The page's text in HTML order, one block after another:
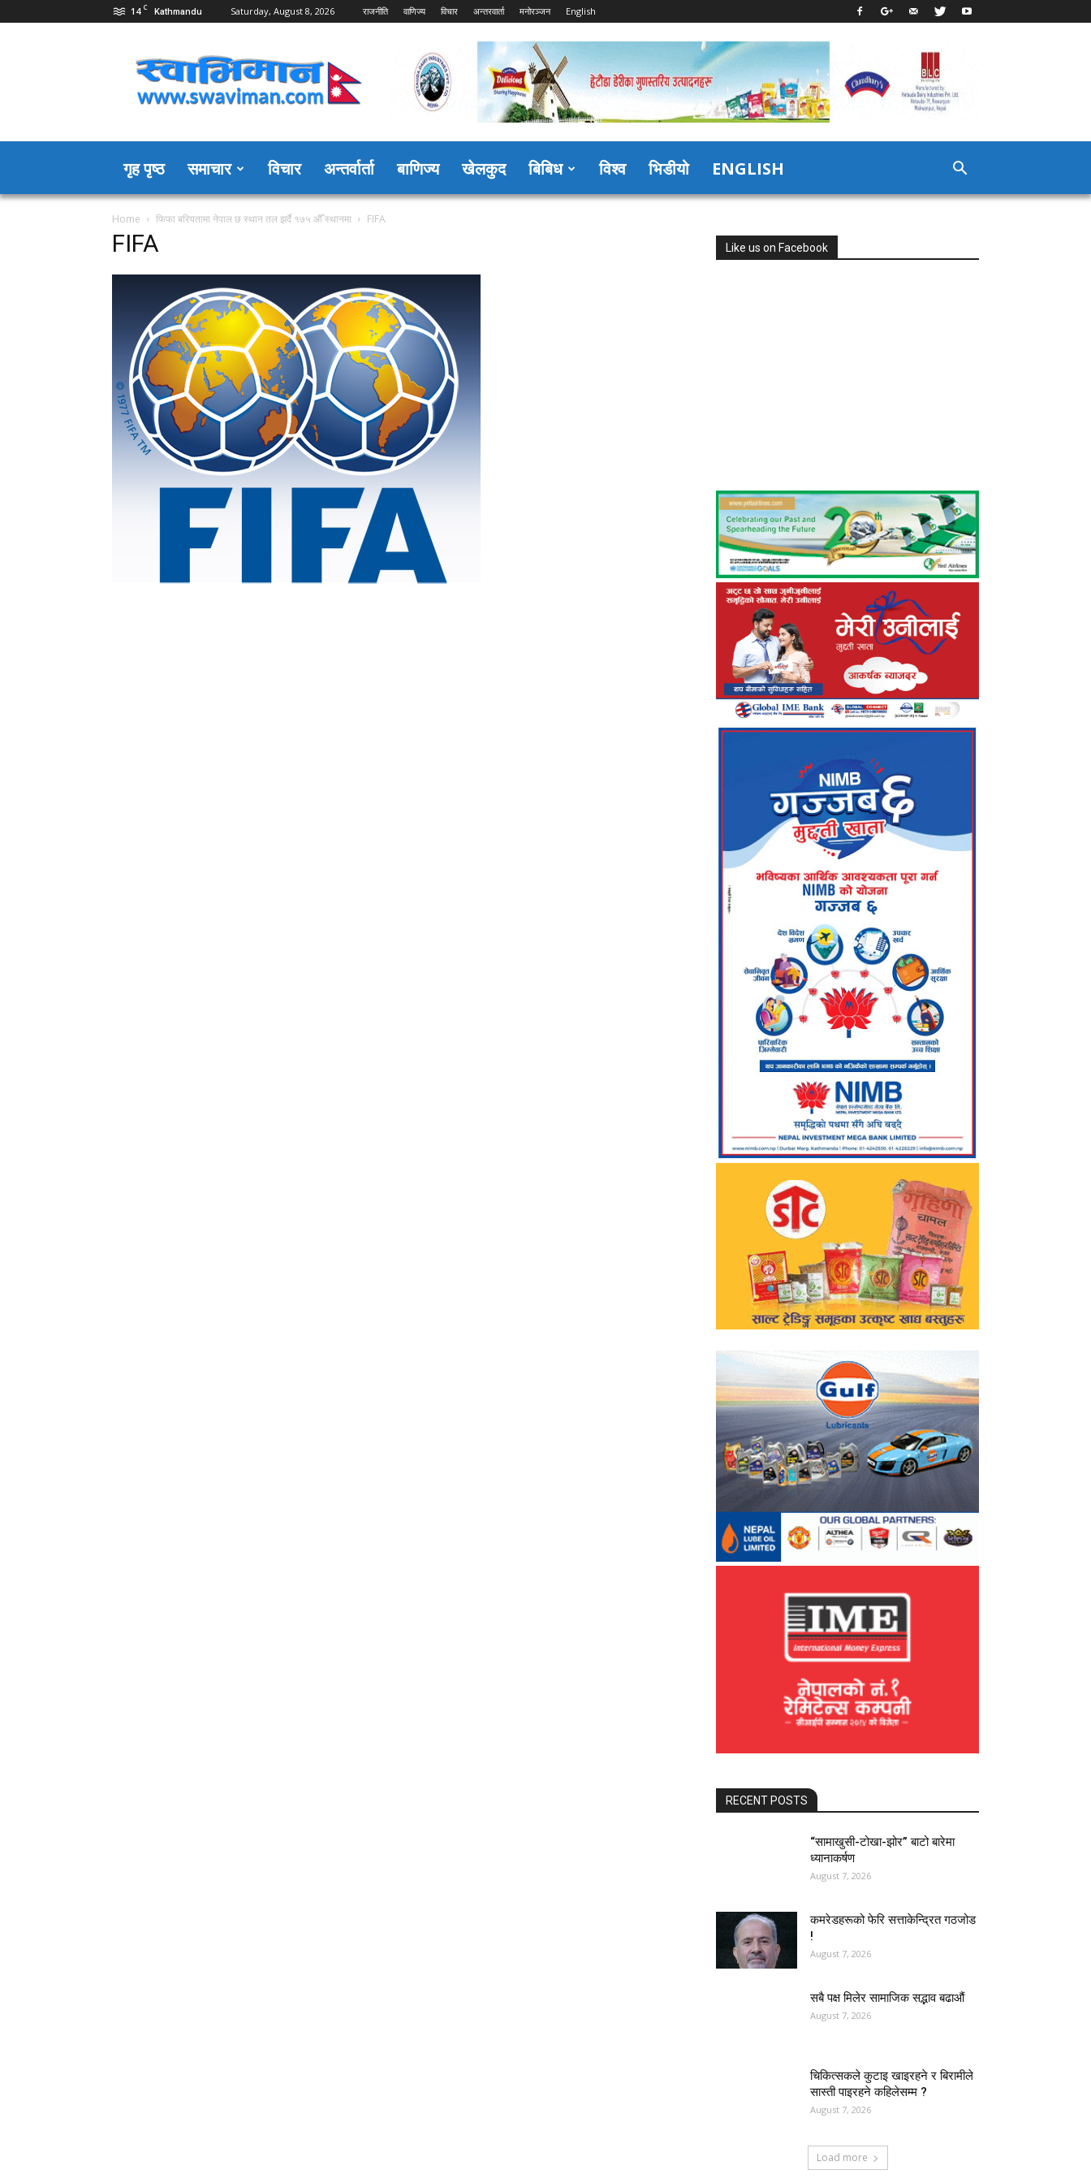
14 C Kathmandu Saturday, August 8, 2026 राजनीति वाणिज्य विचार अन्तरवार्ता मनोरञ्जन English
Swaviman
Nepal
गृह पृष्ठ समाचार विचार अन्तर्वार्ता बाणिज्य खेलकुद बिबिध विश्व भिडीयो ENGLISH
Home फिफा बरियतामा नेपाल छ स्थान तल झर्दै १७५ औँ स्थानमा FIFA
FIFA Like us on Facebook
RECENT POSTS
“सामाखुसी-टोखा-झोर” बाटो बारेमा
ध्यानाकर्षण
August 7, 2026
कमरेडहरूको फेरि सत्ताकेन्द्रित गठजोड
!
August 7, 2026
सबै पक्ष मिलेर सामाजिक सद्भाव बढाऔं
August 7, 2026
चिकित्सकले कुटाइ खाइरहने र बिरामीले
सास्ती पाइरहने कहिलेसम्म ?
August 7, 2026
Load more